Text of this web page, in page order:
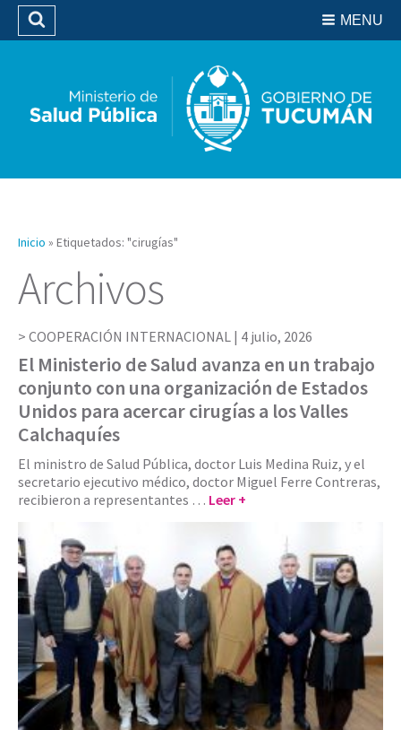
Biblioteca
MENU
Buscar
Inicio » Etiquetados: "cirugías"
Archivos
COOPERACIÓN INTERNACIONAL | 4 julio, 2026
El Ministerio de Salud avanza en un trabajo
conjunto con una organización de Estados
Unidos para acercar cirugías a los Valles
Calchaquíes
El ministro de Salud Pública, doctor Luis Medina Ruiz, y el
secretario ejecutivo médico, doctor Miguel Ferre Contreras,
recibieron a representantes … Leer +